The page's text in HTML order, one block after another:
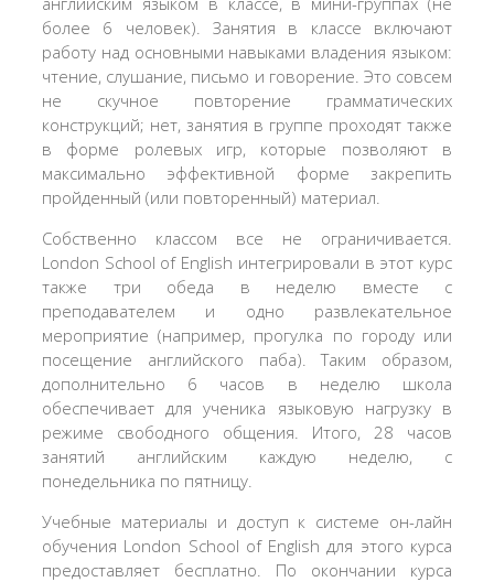
более 6 человек). Занятия в классе включают
работу над основными навыками владения языком:
чтение, слушание, письмо и говорение. Это совсем
не скучное повторение грамматических
конструкций; нет, занятия в группе проходят также
в форме ролевых игр, которые позволяют в
максимально эффективной форме закрепить
пройденный (или повторенный) материал.
Собственно классом все не ограничивается.
London School of English интегрировали в этот курс
также три обеда в неделю вместе с
преподавателем и одно развлекательное
мероприятие (например, прогулка по городу или
посещение английского паба). Таким образом,
дополнительно 6 часов в неделю школа
обеспечивает для ученика языковую нагрузку в
режиме свободного общения. Итого, 28 часов
занятий английским каждую неделю, с
понедельника по пятницу.
Учебные материалы и доступ к системе он-лайн
обучения London School of English для этого курса
предоставляет бесплатно. По окончании курса